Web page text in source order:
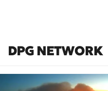
DPG NETWORK